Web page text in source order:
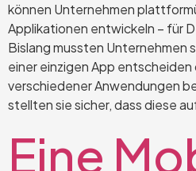
können Unternehmen
Applikationen entwickeln – für
Bislang mussten Unternehmen
einer einzigen App
verschiedener Anwendungen
stellten sie sicher, dass diese
Eine